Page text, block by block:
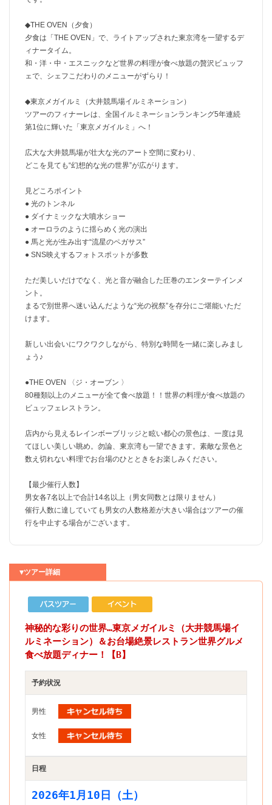
◆THE OVEN（夕食）
夕食は「THE OVEN」で、ライトアップされた東京湾を一望するデ
ィナータイム。
和・洋・中・エスニックなど世界の料理が食べ放題の贅沢ビュッフ
ェで、シェフこだわりのメニューがずらり！
◆東京メガイルミ（大井競馬場イルミネーション）
ツアーのフィナーレは、全国イルミネーションランキング5年連続
第1位に輝いた「東京メガイルミ」へ！
広大な大井競馬場が壮大な光のアート空間に変わり、
どこを見ても“幻想的な光の世界”が広がります。
見どころポイント
● 光のトンネル
● ダイナミックな大噴水ショー
● オーロラのように揺らめく光の演出
● 馬と光が生み出す“流星のペガサス”
● SNS映えするフォトスポットが多数
ただ美しいだけでなく、光と音が融合した圧巻のエンターテインメ
ント。
まるで別世界へ迷い込んだような“光の祝祭”を存分にご堪能いただ
けます。
新しい出会いにワクワクしながら、特別な時間を一緒に楽しみまし
ょう♪
●THE OVEN 〈ジ・オーブン 〉
80種類以上のメニューが全て食べ放題！！世界の料理が食べ放題の
ビュッフェレストラン。
店内から見えるレインボーブリッジと眩い都心の景色は、一度は見
てほしい美しい眺め。勿論、東京湾も一望できます。素敵な景色と
数え切れない料理でお台場のひとときをお楽しみください。
【最少催行人数】
男女各7名以上で合計14名以上（男女同数とは限りません）
催行人数に達していても男女の人数格差が大きい場合はツアーの催
行を中止する場合がございます。
▼ツアー詳細
神秘的な彩りの世界…東京メガイルミ（大井競馬場イ
ルミネーション）＆お台場絶景レストラン世界グルメ
食べ放題ディナー！【B】
予約状況
男性
女性
日程
2026年1月10日（土）